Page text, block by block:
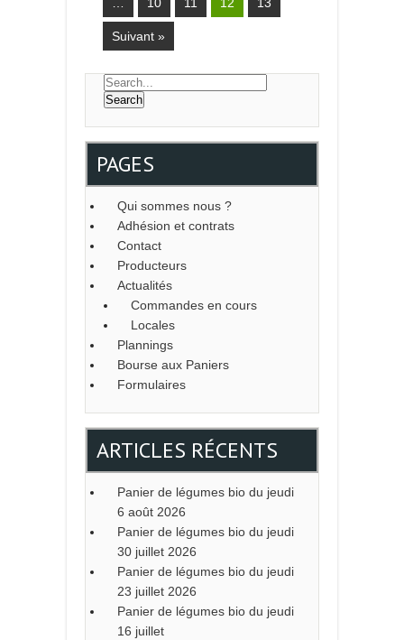
… 10 11 12 13
Suivant »
PAGES
Qui sommes nous ?
Adhésion et contrats
Contact
Producteurs
Actualités
Commandes en cours
Locales
Plannings
Bourse aux Paniers
Formulaires
ARTICLES RÉCENTS
Panier de légumes bio du jeudi
6 août 2026
Panier de légumes bio du jeudi
30 juillet 2026
Panier de légumes bio du jeudi
23 juillet 2026
Panier de légumes bio du jeudi
16 juillet